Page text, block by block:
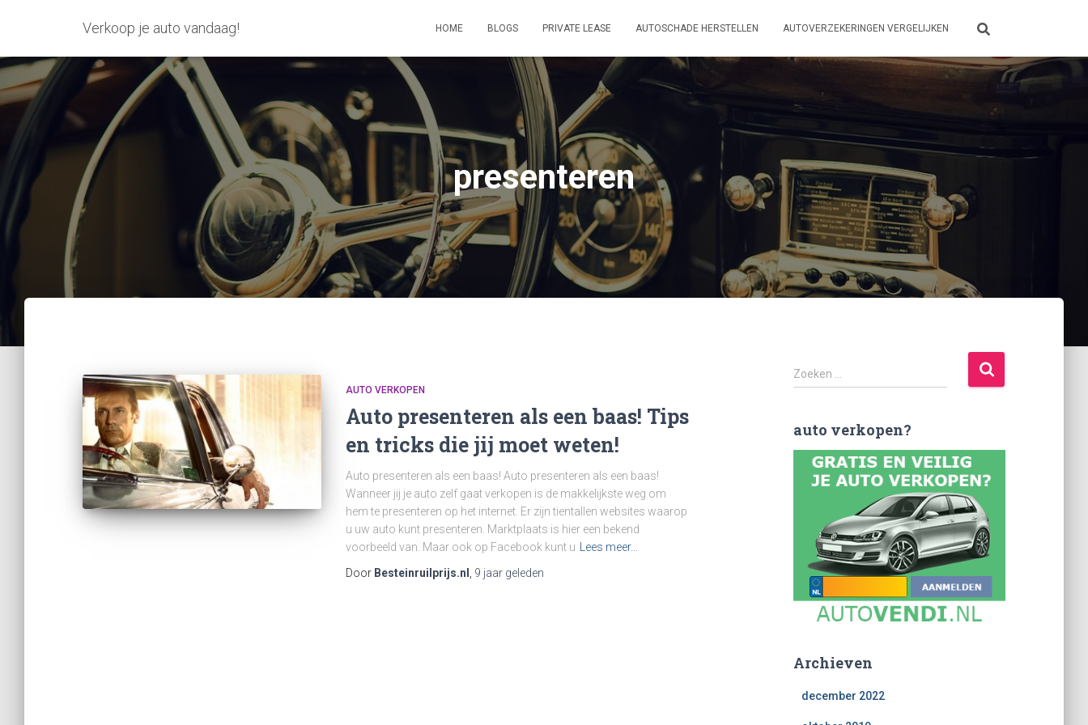
Verkoop je auto vandaag! HOME BLOGS PRIVATE LEASE AUTOSCHADE HERSTELLEN AUTOVERZEKERINGEN VERGELIJKEN
presenteren
AUTO VERKOPEN
Auto presenteren als een baas! Tips
en tricks die jij moet weten!
Auto presenteren als een baas! Auto presenteren als een baas!
Wanneer jij je auto zelf gaat verkopen is de makkelijkste weg om
hem te presenteren op het internet. Er zijn tientallen websites waarop
u uw auto kunt presenteren. Marktplaats is hier een bekend
voorbeeld van. Maar ook op Facebook kunt u
Lees meer…
Door Besteinruilprijs.nl 9 jaar geleden
Z
o
e
Zoeken …
auto verkopen?
Archieven
december 2022